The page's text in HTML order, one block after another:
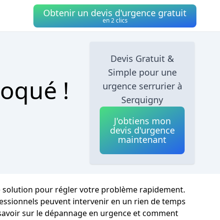
Obtenir un devis d'urgence gratuit
en 2 clics
!
Devis Gratuit &
Simple pour une
urgence serrurier à
Serquigny
J'obtiens mon
devis d'urgence
maintenant
pour régler votre problème rapidement.
peuvent intervenir en un rien de temps
sur le dépannage en urgence et comment